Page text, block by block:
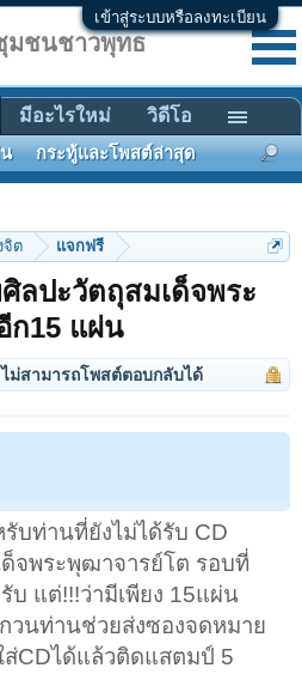
เข้าสู่ระบบหรือลงทะเบียน
จิต แจกฟรี
ลปะวัตถุสมเด็จพระ
ก15 แผ่น
ม่สามารถโพสต์ตอบกลับได้
รับท่านที่ยังไม่ได้รับ CD
จพระพุฒาจารย์โต รอบที่
บ แต่!!!ว่ามีเพียง 15แผ่น
วนท่านช่วยส่งซองจดหมาย
CDได้แล้วติดแสตมป์ 5
มชนชาวพุทธ
กระทู้และโพสต์ล่าสุด
มีอะไรใหม่ วิดีโอ